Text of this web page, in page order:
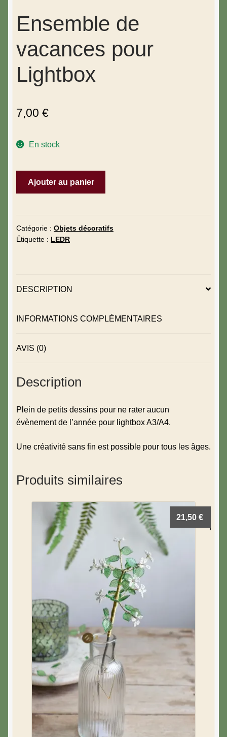
Ensemble de
vacances pour
Lightbox
7,00 €
En stock
Ajouter au panier
Catégorie : Objets décoratifs
Étiquette : LEDR
DESCRIPTION
INFORMATIONS COMPLÉMENTAIRES
AVIS (0)
Description
Plein de petits dessins pour ne rater aucun
évènement de l’année pour lightbox A3/A4.
Une créativité sans fin est possible pour tous les âges.
Produits similaires
21,50€